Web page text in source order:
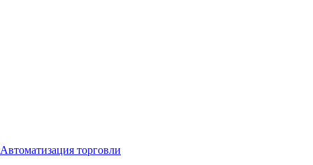
Автоматизация торговли